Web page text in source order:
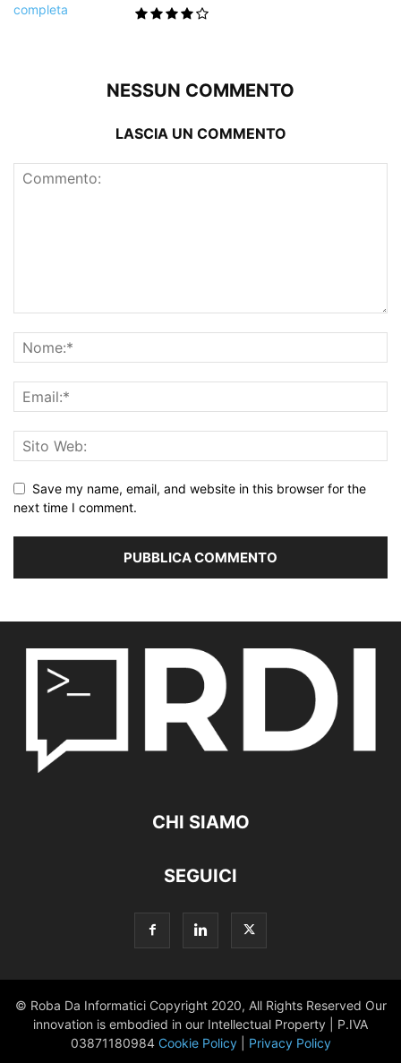
NESSUN COMMENTO
LASCIA UN COMMENTO
Save my name, email, and website in this browser for the
next time I comment.
CHI SIAMO
SEGUICI
© Roba Da Informatici Copyright 2020, All Rights Reserved Our
innovation is embodied in our Intellectual Property | P.IVA
03871180984 Cookie Policy| Privacy Policy